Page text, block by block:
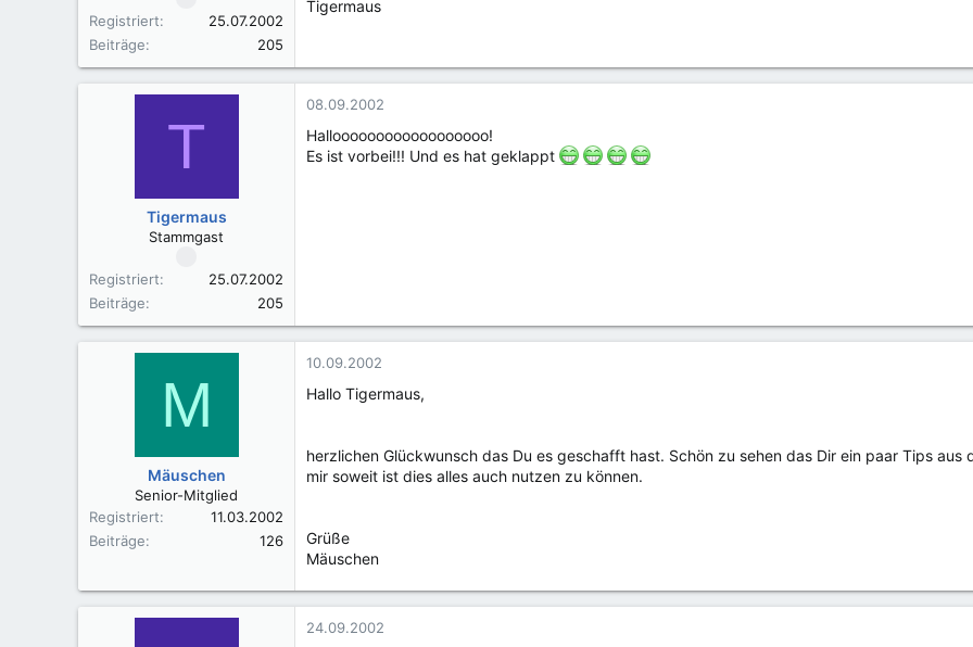
Registriert
25.07.2002
Beiträge
205
Tigermaus
T
Tigermaus
Stammgast
Registriert
25.07.2002
Beiträge
205
08.09.2002
Halloooooooooooooooooo!
Es ist vorbei!!! Und es hat geklappt
M
Mäuschen
Senior-Mitglied
Registriert
11.03.2002
Beiträge
126
10.09.2002
Hallo Tigermaus,
herzlichen Glückwunsch das Du es geschafft hast. Schön zu sehen das Dir ein paar Tips
mir soweit ist dies alles auch nutzen zu können.
Grüße
Mäuschen
24.09.2002